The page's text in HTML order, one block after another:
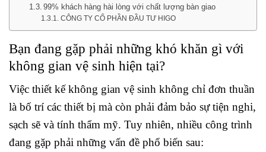
99% khách hàng hài lòng với chất lượng bàn giao
CÔNG TY CỔ PHẦN ĐẦU TƯ HIGO
Bạn đang gặp phải những khó khăn gì với
không gian vệ sinh hiện tại?
Việc thiết kế không gian vệ sinh không chỉ đơn thuần
là bố trí các thiết bị mà còn phải đảm bảo sự tiện nghi,
sạch sẽ và tính thẩm mỹ. Tuy nhiên, nhiều công trình
đang gặp phải những vấn đề phổ biến sau: